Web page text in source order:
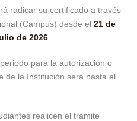
radicar su certificado a través
(Campus) desde el 21 de
de 2026
para la autorización o
de la Institución será hasta el
realicen el trámite